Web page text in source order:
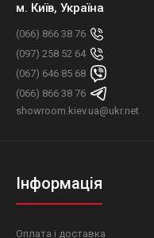
м. Київ, Україна
(066) 866 38 76
(097) 258 52 64
(067) 646 85 68
(066) 866 38 76
showroom.kiev.ua@ukr.net
Інформація
Оплата і доставка